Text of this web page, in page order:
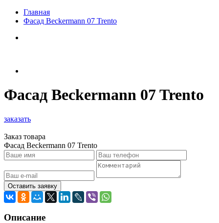
Главная
Фасад Beckermann 07 Trento
Фасад Beckermann 07 Trento
заказать
Заказ товара
Фасад Beckermann 07 Trento
Оставить заявку
Описание